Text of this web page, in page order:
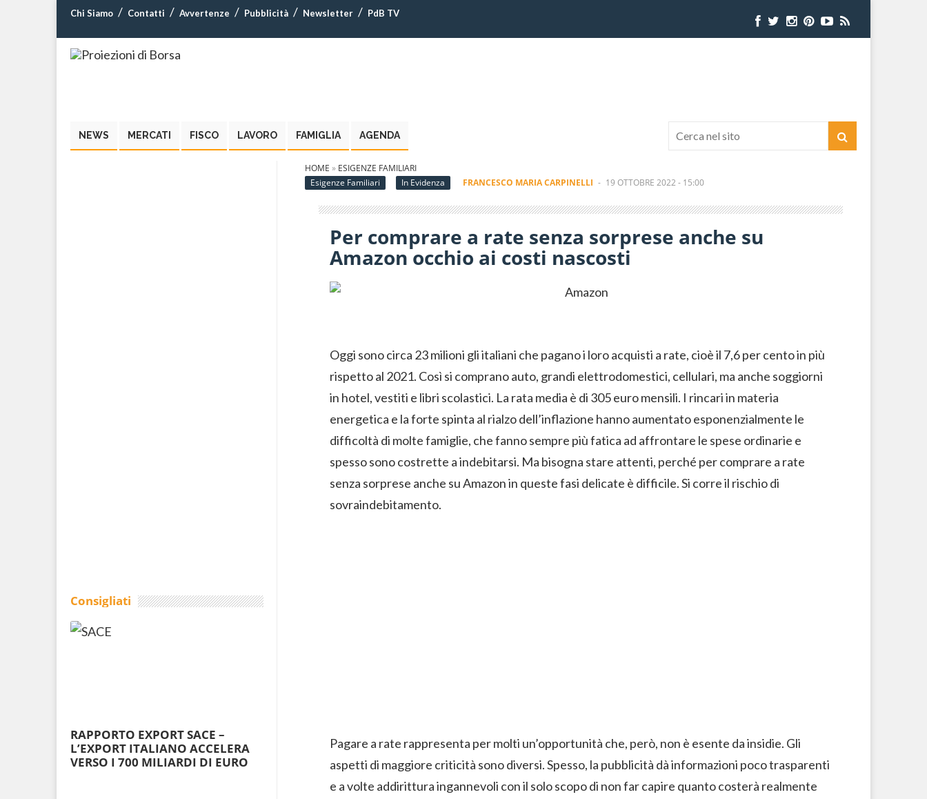
Chi Siamo Contatti Avvertenze Pubblicità Newsletter PdB TV
NEWS MERCATI FISCO LAVORO FAMIGLIA AGENDA
HOME » ESIGENZE FAMILIARI
Esigenze Familiari
In Evidenza FRANCESCO MARIA CARPINELLI - 19 OTTOBRE 2022 - 15:00
Per comprare a rate senza sorprese anche su
Amazon occhio ai costi nascosti
Oggi sono circa 23 milioni gli italiani che pagano i loro acquisti a rate, cioè il 7,6 per cento in più
rispetto al 2021. Così si comprano auto, grandi elettrodomestici, cellulari, ma anche soggiorni
in hotel, vestiti e libri scolastici. La rata media è di 305 euro mensili. I rincari in materia
energetica e la forte spinta al rialzo dell’inflazione hanno aumentato esponenzialmente le
difficoltà di molte famiglie, che fanno sempre più fatica ad affrontare le spese ordinarie e
spesso sono costrette a indebitarsi. Ma bisogna stare attenti, perché per comprare a rate
senza sorprese anche su Amazon in queste fasi delicate è difficile. Si corre il rischio di
sovraindebitamento.
Pagare a rate rappresenta per molti un’opportunità che, però, non è esente da insidie. Gli
aspetti di maggiore criticità sono diversi. Spesso, la pubblicità dà informazioni poco trasparenti
e a volte addirittura ingannevoli con il solo scopo di non far capire quanto costerà realmente
Consigliati
RAPPORTO EXPORT SACE –
L’EXPORT ITALIANO ACCELERA
VERSO I 700 MILIARDI DI EURO